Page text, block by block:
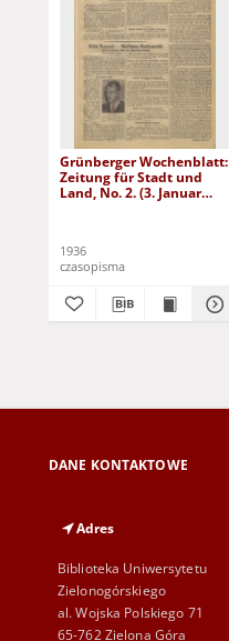
Grünberger Wochenblatt:
Zeitung für Stadt und
Land, No. 2. (3. Januar
1936
czasopisma
DANE KONTAKTOWE
Adres
Biblioteka Uniwersytetu
Zielonogórskiego
al. Wojska Polskiego 71
65-762 Zielona Góra